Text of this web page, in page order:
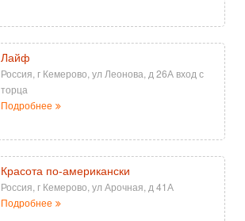
Лайф
Россия, г Кемерово, ул Леонова, д 26А вход с
торца
Подробнее
Красота по-американски
Россия, г Кемерово, ул Арочная, д 41А
Подробнее